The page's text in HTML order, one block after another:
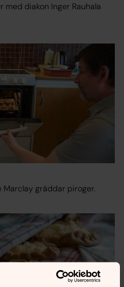
med diakon Inger Rauhala
gräddar piroger.